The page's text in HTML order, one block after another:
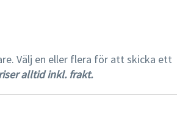
Välj en eller flera för att skicka ett
alltid inkl. frakt.